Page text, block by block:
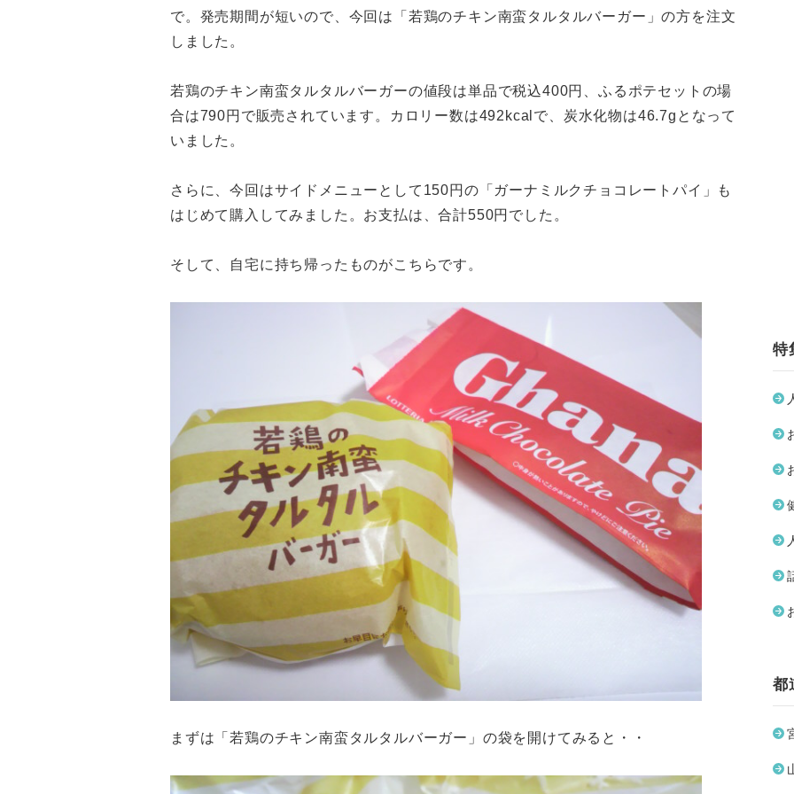
で。発売期間が短いので、今回は「若鶏のチキン南蛮タルタルバーガー」の方を注文
しました。
若鶏のチキン南蛮タルタルバーガーの値段は単品で税込400円、ふるポテセットの場
合は790円で販売されています。カロリー数は492kcalで、炭水化物は46.7gとなって
いました。
さらに、今回はサイドメニューとして150円の「ガーナミルクチョコレートパイ」も
はじめて購入してみました。お支払は、合計550円でした。
そして、自宅に持ち帰ったものがこちらです。
まずは「若鶏のチキン南蛮タルタルバーガー」の袋を開けてみると・・
特
都